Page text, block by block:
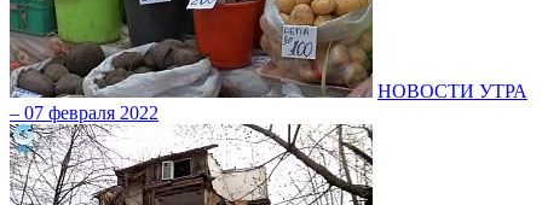
НОВОСТИ УТРА
– 07 февраля 2022